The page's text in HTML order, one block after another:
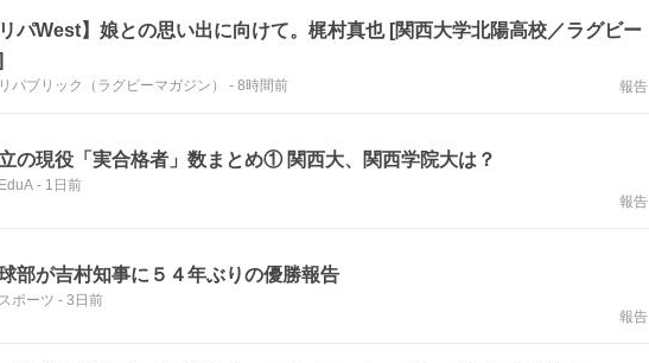
リパWest】娘との思い出に向けて。梶村真也 [関西大学北陽高校／ラグビー
パブリック（ラグビーマガジン） - 8時間前 報告
の現役「実合格者」数まとめ① 関西大、関西学院大は？
- 1日前
報告
部が吉村知事に５４年ぶりの優勝報告
ポーツ - 3日前
報告